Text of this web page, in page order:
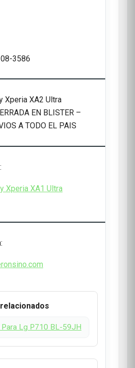
3586
Xperia XA2 Ultra
EN BLISTER –
A TODO EL PAIS
Xperia XA1 Ultra
Para Lg P710 BL-59JH